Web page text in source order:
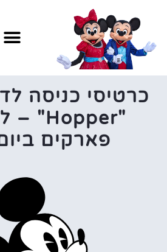
כרטיסי כניסה
פארקים